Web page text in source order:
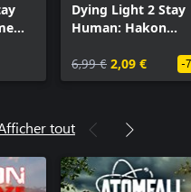
Dying Light 2 Stay
Human: Hakon
6,99 € 2,09 € -
tout